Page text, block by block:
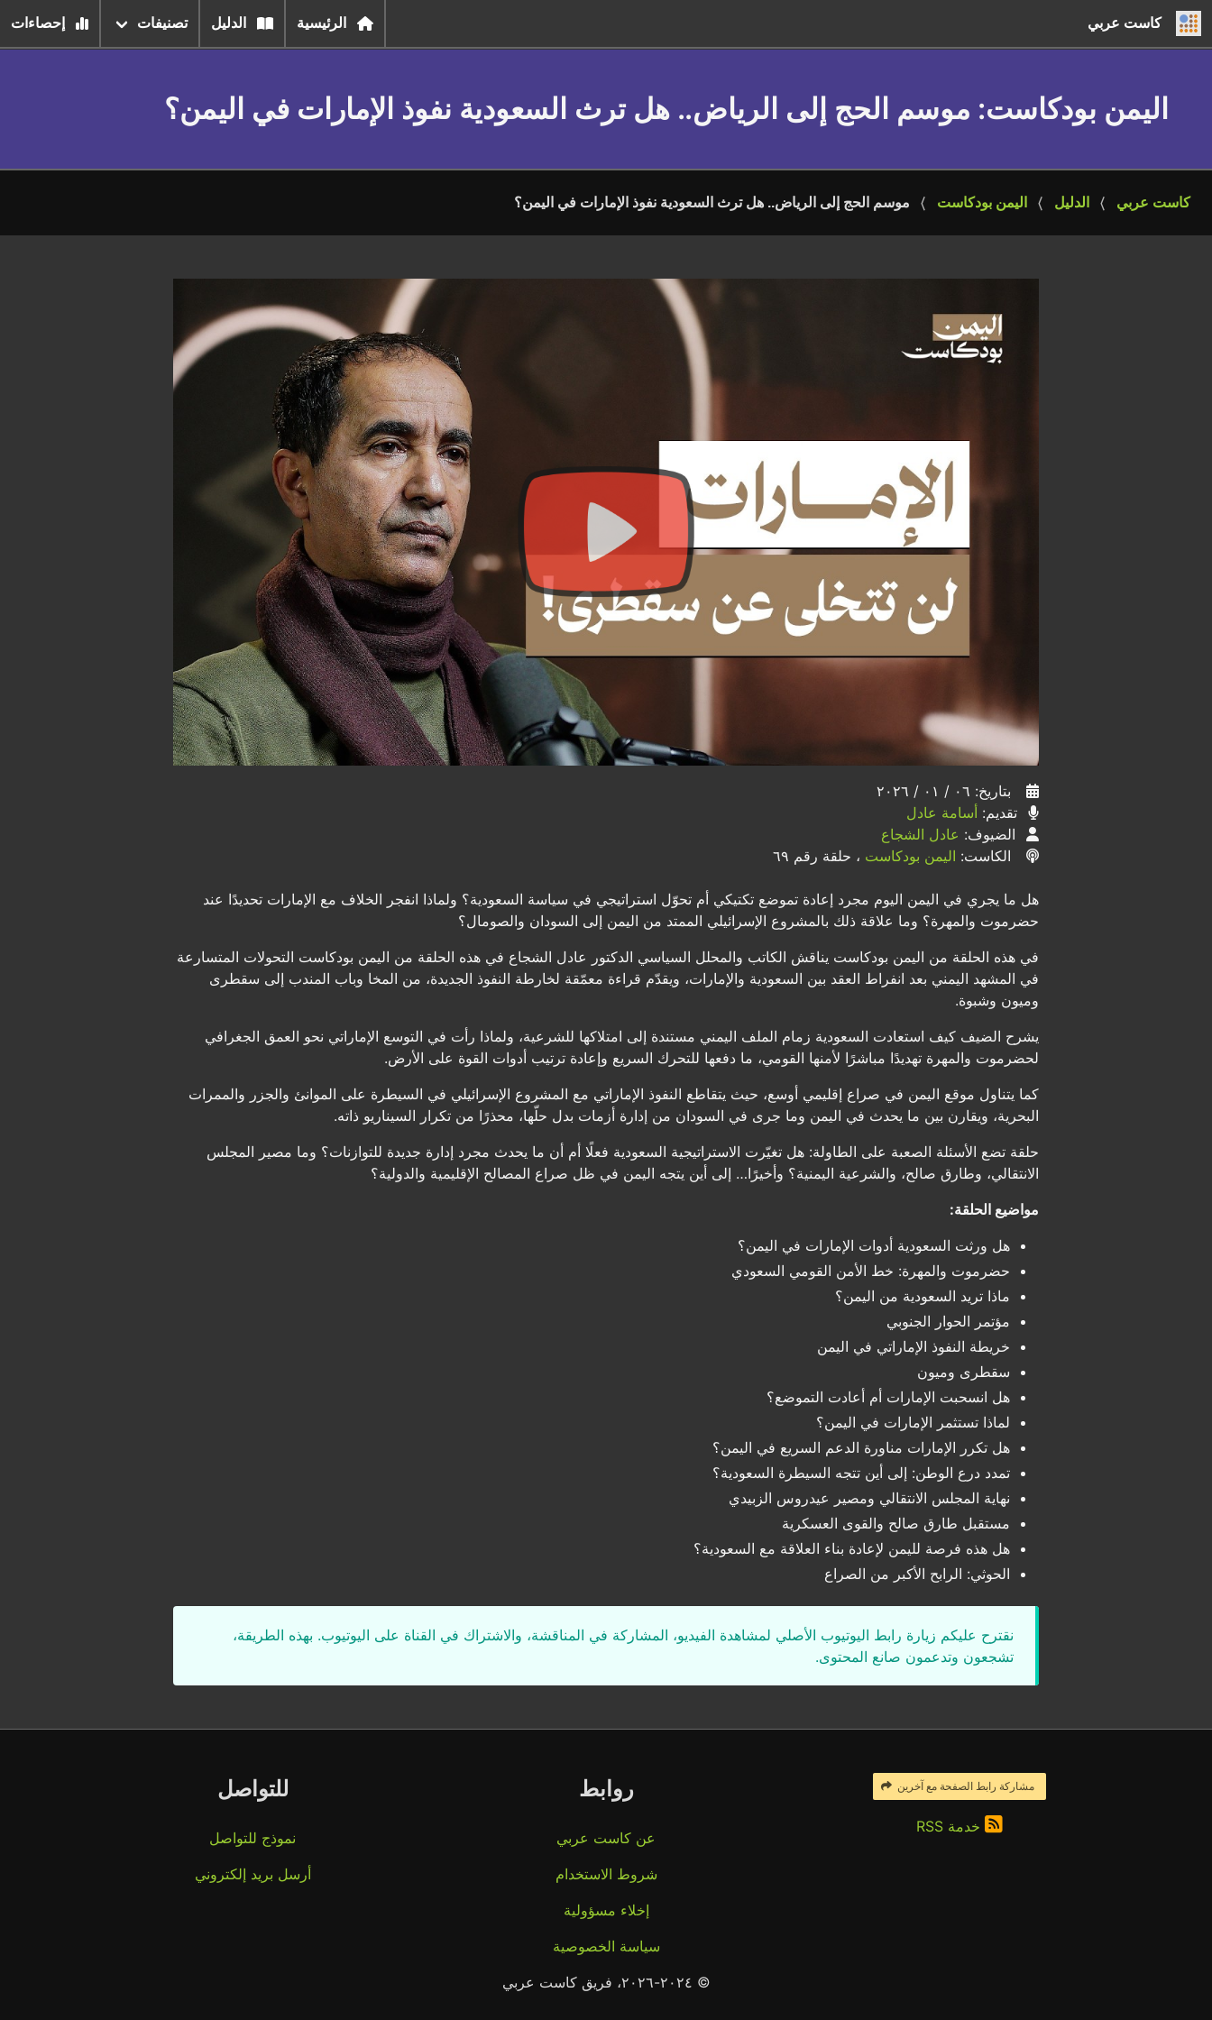
كاست عربي الرئيسية الدليل تصنيفات إحصاءات
اليمن بودكاست: موسم الحج إلى الرياض.. هل ترث السعودية نفوذ الإمارات في اليمن؟
كاست عربي الدليل اليمن بودكاست موسم الحج إلى الرياض.. هل ترث السعودية نفوذ الإمارات في اليمن؟
بتاريخ: ٠٦ / ٠١ / ٢٠٢٦
تقديم: أسامة عادل
الضيوف: عادل الشجاع
الكاست: اليمن بودكاست ، حلقة رقم ٦٩
هل ما يجري في اليمن اليوم مجرد إعادة تموضع تكتيكي أم تحوّل استراتيجي في سياسة السعودية؟ ولماذا انفجر الخلاف مع الإمارات تحديدًا عند
حضرموت والمهرة؟ وما علاقة ذلك بالمشروع الإسرائيلي الممتد من اليمن إلى السودان والصومال؟
في هذه الحلقة من اليمن بودكاست يناقش الكاتب والمحلل السياسي الدكتور عادل الشجاع في هذه الحلقة من اليمن بودكاست التحولات المتسارعة
في المشهد اليمني بعد انفراط العقد بين السعودية والإمارات، ويقدّم قراءة معمّقة لخارطة النفوذ الجديدة، من المخا وباب المندب إلى سقطرى
وميون وشبوة.
يشرح الضيف كيف استعادت السعودية زمام الملف اليمني مستندة إلى امتلاكها للشرعية، ولماذا رأت في التوسع الإماراتي نحو العمق الجغرافي
لحضرموت والمهرة تهديدًا مباشرًا لأمنها القومي، ما دفعها للتحرك السريع وإعادة ترتيب أدوات القوة على الأرض.
كما يتناول موقع اليمن في صراع إقليمي أوسع، حيث يتقاطع النفوذ الإماراتي مع المشروع الإسرائيلي في السيطرة على الموانئ والجزر والممرات
البحرية، ويقارن بين ما يحدث في اليمن وما جرى في السودان من إدارة أزمات بدل حلّها، محذرًا من تكرار السيناريو ذاته.
حلقة تضع الأسئلة الصعبة على الطاولة: هل تغيّرت الاستراتيجية السعودية فعلًا أم أن ما يحدث مجرد إدارة جديدة للتوازنات؟ وما مصير المجلس
الانتقالي، وطارق صالح، والشرعية اليمنية؟ وأخيرًا… إلى أين يتجه اليمن في ظل صراع المصالح الإقليمية والدولية؟
مواضيع الحلقة:
هل ورثت السعودية أدوات الإمارات في اليمن؟
حضرموت والمهرة: خط الأمن القومي السعودي
ماذا تريد السعودية من اليمن؟
مؤتمر الحوار الجنوبي
خريطة النفوذ الإماراتي في اليمن
سقطرى وميون
هل انسحبت الإمارات أم أعادت التموضع؟
لماذا تستثمر الإمارات في اليمن؟
هل تكرر الإمارات مناورة الدعم السريع في اليمن؟
تمدد درع الوطن: إلى أين تتجه السيطرة السعودية؟
نهاية المجلس الانتقالي ومصير عيدروس الزبيدي
مستقبل طارق صالح والقوى العسكرية
هل هذه فرصة لليمن لإعادة بناء العلاقة مع السعودية؟
الحوثي: الرابح الأكبر من الصراع
نقترح عليكم زيارة رابط اليوتيوب الأصلي لمشاهدة الفيديو، المشاركة في المناقشة، والاشتراك في القناة على اليوتيوب. بهذه الطريقة،
تشجعون وتدعمون صانع المحتوى.
مشاركة رابط الصفحة مع آخرين
خدمة RSS
روابط
عن كاست عربي
شروط الاستخدام
إخلاء مسؤولية
سياسة الخصوصية
للتواصل
نموذج للتواصل
أرسل بريد إلكتروني
© ٢٠٢٤-٢٠٢٦، فريق كاست عربي